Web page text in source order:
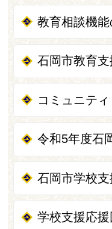
教育相談機
石岡市教育
コミュニテ
令和5年度石
石岡市学校
学校支援応